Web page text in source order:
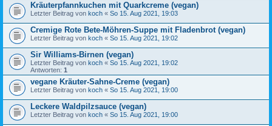
Kräuterpfannkuchen mit Quarkcreme (vegan)
Letzter Beitrag von koch « So 15. Aug 2021, 19:03
Cremige Rote Bete-Möhren-Suppe mit Fladenbrot (vegan)
Letzter Beitrag von koch « So 15. Aug 2021, 19:02
Sir Williams-Birnen (vegan)
Letzter Beitrag von koch « So 15. Aug 2021, 19:02
Antworten: 1
vegane Kräuter-Sahne-Creme (vegan)
Letzter Beitrag von koch « So 15. Aug 2021, 19:00
Leckere Waldpilzsauce (vegan)
Letzter Beitrag von koch « So 15. Aug 2021, 19:00